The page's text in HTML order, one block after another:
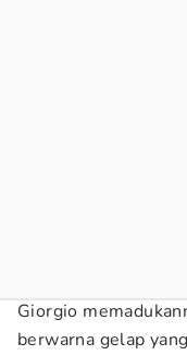
Giorgio
berwarna gelap